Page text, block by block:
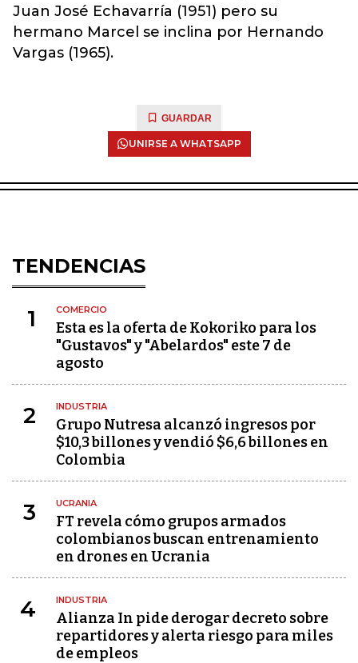
Juan José Echavarría (1951) pero su
hermano Marcel se inclina por Hernando
Vargas (1965).
GUARDAR
UNIRSE A WHATSAPP
TENDENCIAS
1 COMERCIO
Esta es la oferta de Kokoriko para los
"Gustavos" y "Abelardos" este 7 de
agosto
2 INDUSTRIA
Grupo Nutresa alcanzó ingresos por
$10,3 billones y vendió $6,6 billones en
Colombia
3 UCRANIA
FT revela cómo grupos armados
colombianos buscan entrenamiento
en drones en Ucrania
4 INDUSTRIA
Alianza In pide derogar decreto sobre
repartidores y alerta riesgo para miles
de empleos